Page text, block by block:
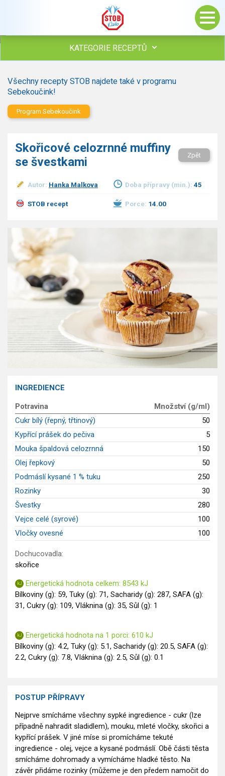
KATEGORIE RECEPTŮ
Polévky
Maso
Saláty
Sladké pokrmy
Ostatní
GLP-1 recepty
Všechny recepty STOB najdete také v programu
Sebekoučink!
Program Sebekoučink
Skořicové celozrnné muffiny
se švestkami
Zpět
Autor: Hanka Malkova Doba přípravy (min.): 45
STOB recept Porce: 14.00
INGREDIENCE
Potravina
Množství (g/ml)
Cukr bílý (řepný, třtinový)
50
Kypřící prášek do pečiva
5
Mouka špaldová celozrnná
150
Olej řepkový
50
Podmáslí kysané 1 % tuku
250
Rozinky
30
Švestky
280
Vejce celé (syrové)
100
Vločky ovesné
100
Dochucovadla:
skořice
Energetická hodnota celkem: 8543 kJ
Bílkoviny (g): 59, Tuky (g): 71, Sacharidy (g): 287, SAFA (g):
31, Cukry (g): 109, Vláknina (g): 35, Sůl (g): 1
Energetická hodnota na 1 porci: 610 kJ
Bílkoviny (g): 4.2, Tuky (g): 5.1, Sacharidy (g): 20.5, SAFA (g):
2.2, Cukry (g): 7.8, Vláknina (g): 2.5, Sůl (g): 0.1
POSTUP PŘÍPRAVY
Nejprve smícháme všechny sypké ingredience - cukr (lze
případně nahradit sladidlem), mouku, mleté vločky, skořici a
kypřící prášek. V jiné míse si promícháme tekuté
ingredience - olej, vejce a kysané podmáslí. Obě části těsta
smícháme dohromady a vymícháme hladké těsto. Na
závěr přidáme rozinky (můžeme je den předem namočit do